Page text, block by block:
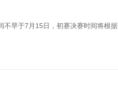
早于7月15日，初赛决赛时间将根